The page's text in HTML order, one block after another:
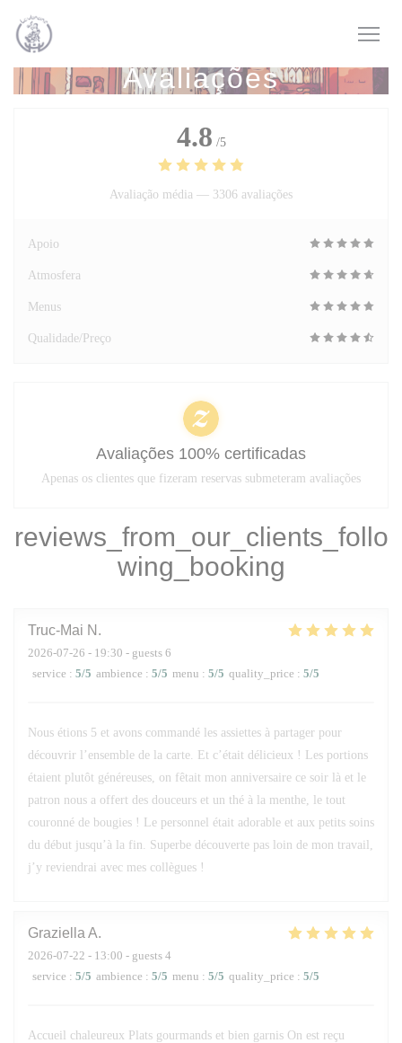
Painel de Gerenciamento de Cookies
Avaliações
reviews_from_our_clients_follo
wing_booking
Truc-Mai N
2026-07-26 - 19:30 - guests 6
service : 5/5 ambience : 5/5 menu : 5/5 quality_price : 5/5
Nous étions 5 et avons commandé les assiettes à partager pour
découvrir l’ensemble de la carte. Et c’était délicieux ! Les portions
étaient plutôt généreuses, on fêtait mon anniversaire ce soir là et le
patron nous a offert des douceurs et un thé à la menthe, le tout
couronné de bougies ! Le personnel était adorable et aux petits soins
du début jusqu’à la fin. Superbe découverte pas loin de mon travail,
j’y reviendrai avec mes collègues !
Graziella A
2026-07-22 - 13:00 - guests 4
service : 5/5 ambience : 5/5 menu : 5/5 quality_price : 5/5
Accueil chaleureux Plats gourmands et bien garnis On est reçu
4.8 /5
Avaliação média — 3306 avaliações
Apoio
Atmosfera
Menus
Qualidade/Preço
Avaliações 100% certificadas
Apenas os clientes que fizeram reservas submeteram avaliações